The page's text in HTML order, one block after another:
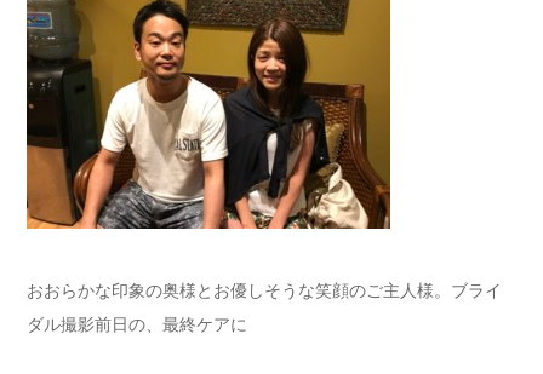
おおらかな印象の奥様とお優しそうな笑顔のご主人様。ブライ
ダル撮影前日の、最終ケアに